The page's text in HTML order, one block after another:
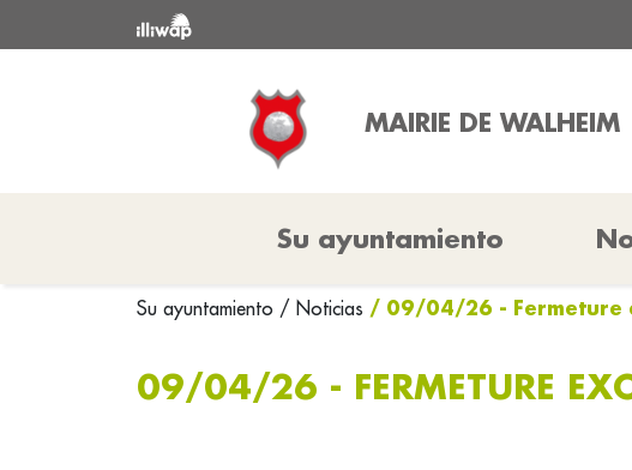
MAIRIE DE WALHEIM
Su ayuntamiento
Su ayuntamiento / Noticias / 09/04/26 - Fermeture
09/04/26 - FERMETURE